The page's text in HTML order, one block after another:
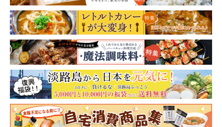
こちらの商品を含むご注文は商品のお届けまで1週
間お時間を頂戴することがございます。ご了承の
うえご注文お願いたします。
↓ ↓ ↓ ↓ ↓ ↓ ↓